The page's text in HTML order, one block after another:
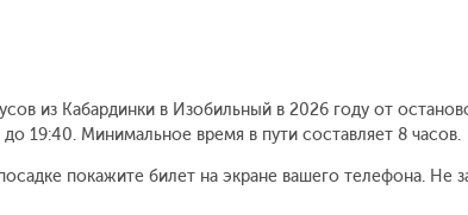
из Кабардинки в Изобильный в 2026 году от
до 19:40. Минимальное время в пути составляет 8 часов.
покажите билет на экране вашего телефона. Не